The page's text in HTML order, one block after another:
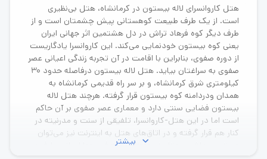
هتل کاروانسرای لاله بیستون در کرمانشاه، هتل بی‌نظیری
است. از یک طرف طبیعت کوهستانی پیش چشمتان است و از
طرف دیگر کوه فرهاد تراش در دل هشتمین اثر جهانی ایران
یعنی کوه بیستون خودنمایی می‌کند. این کاروانسرا یادگاریست
از دوره صفوی، بنابراین با اقامت در آن تجربه زندگی اعیانی عصر
صفوی به سراغتان بیاید. هتل لاله بیستون درفاصله حدود 30
کیلومتری شرق کرمانشاه، و بر سر راه قدیمی کرمانشاه به
همدان ودردامنه کوه بیستون قرار گرفته. هرچند هتل لاله
بیستون فضایی سنتی دارد و معماری عصر صفوی بر آن حاکم
است اما در این هتل-کاروانسرا، تلفیقی از سنت و مدرنیته در
کنار هم قرار گرفته و در اتاق‌های هتل به اینترنت نیز می‌توان
دسترسی داشت. هتل در 6000 متر،به فرم چهارایوانی، طرفیت
بیشتر